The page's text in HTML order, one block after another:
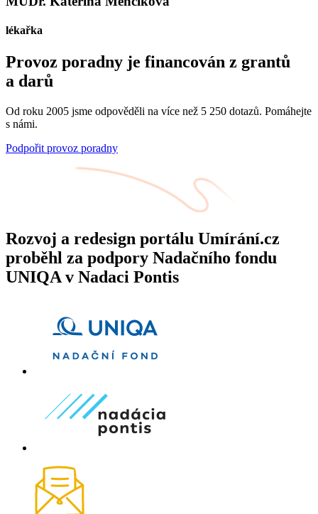
lékařka
Provoz poradny je financován z grantů
a darů
Od roku 2005 jsme odpověděli na více než 5 250 dotazů. Pomáhejte
s námi.
Podpořit provoz poradny
Rozvoj a redesign portálu Umírání.cz
proběhl za podpory Nadačního fondu
UNIQA v Nadaci Pontis